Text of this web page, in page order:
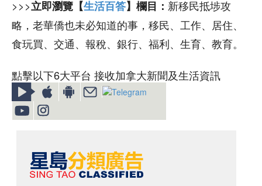
>>>立即瀏覽【生活百答】欄目： 新移民抵埗攻
略，老華僑也未必知道的事，移民、工作、居住、
食玩買、交通、報稅、銀行、福利、生育、教育。
點擊以下6大平台 接收加拿大新聞及生活資訊